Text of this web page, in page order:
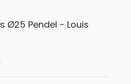
Ø25 Pendel - Louis